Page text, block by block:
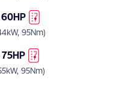
95Nm)
95Nm)